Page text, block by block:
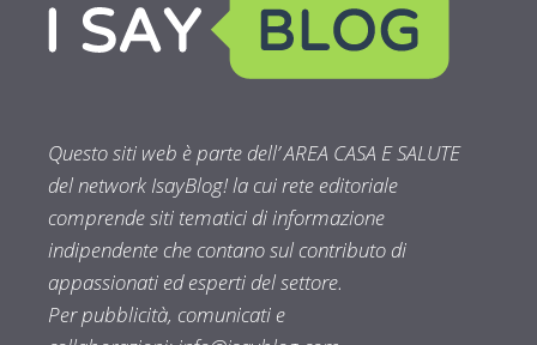
Questo siti web è parte dell’ AREA CASA E SALUTE
del network IsayBlog! la cui rete editoriale
comprende siti tematici di informazione
indipendente che contano sul contributo di
appassionati ed esperti del settore.
Per pubblicità, comunicati e